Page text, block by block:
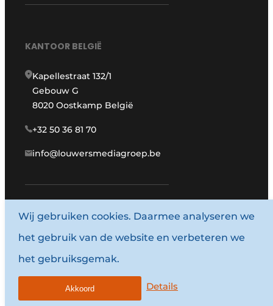
KANTOOR BELGIË
Kapellestraat 132/1
Gebouw G
8020 Oostkamp België
+32 50 36 81 70
info@louwersmediagroep.be
www.louwersmediagroep.com
© 1987 - 2026 Louwersmediagroep.
Algemene voorwaarden
Wij gebruiken cookies. Daarmee analyseren we
het gebruik van de website en verbeteren we
het gebruiksgemak.
Details
Akkoord